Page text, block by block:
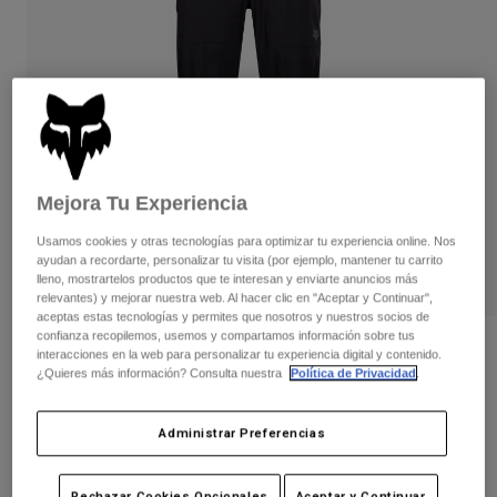
Pantalones largos
Pantalones cortos
Chaquetas y chalecos
Guantes
Protecciones
Gafas de protección
Calcetines
Accesorios
Recambios
Guantes
Chaquetas
Gafas de protección
Calcetines
Mochilas y accesorios
Mujer
Camisetas y tops
Sudaderas
Chaquetas
Pantalones
Camisas
Ver todo
Niños
Calcetines
Ver todo
Moto
Cascos
Camisetas
Pantalones
Botas
Gafas de Protección
Pantalones impermeables Ranger de
mujer
129,99 €
Mejora Tu Experiencia
Usamos cookies y otras tecnologías para optimizar tu experiencia online. Nos
ayudan a recordarte, personalizar tu visita (por ejemplo, mantener tu carrito
lleno, mostrartelos productos que te interesan y enviarte anuncios más
relevantes) y mejorar nuestra web. Al hacer clic en "Aceptar y Continuar",
aceptas estas tecnologías y permites que nosotros y nuestros socios de
confianza recopilemos, usemos y compartamos información sobre tus
interacciones en la web para personalizar tu experiencia digital y contenido.
¿Quieres más información? Consulta nuestra
Política de Privacidad
Administrar Preferencias